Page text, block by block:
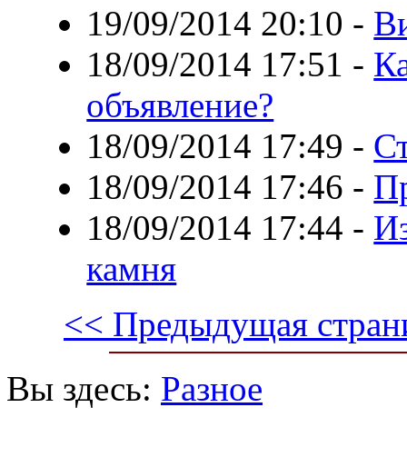
19/09/2014 20:10 -
18/09/2014 17:51 -
объявление?
18/09/2014 17:49 -
18/09/2014 17:46 -
18/09/2014 17:44 -
камня
<< Предыдущая
Вы здесь: Разное